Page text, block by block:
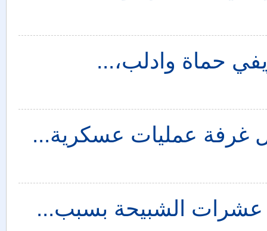
حماة وادلب،...
غرفة عمليات عسكرية...
عشرات الشبيحة بسبب...